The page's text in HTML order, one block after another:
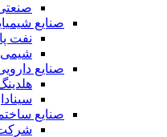
صنایع
نفت
شیمی
صنایع
صنایع